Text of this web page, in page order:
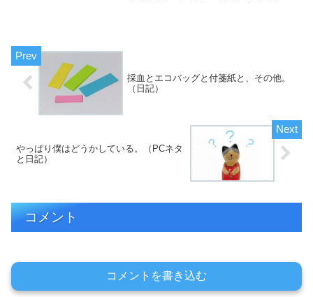
採血とエコバッグと付箋紙と、その他。
（日記）
やっぱり僕はどうかしている。（PCネタ
と日記）
コメント
コメントを書き込む